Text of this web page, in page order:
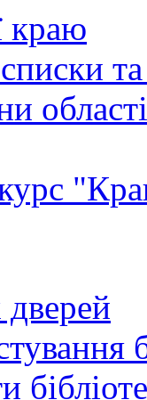
краю
області
дверей